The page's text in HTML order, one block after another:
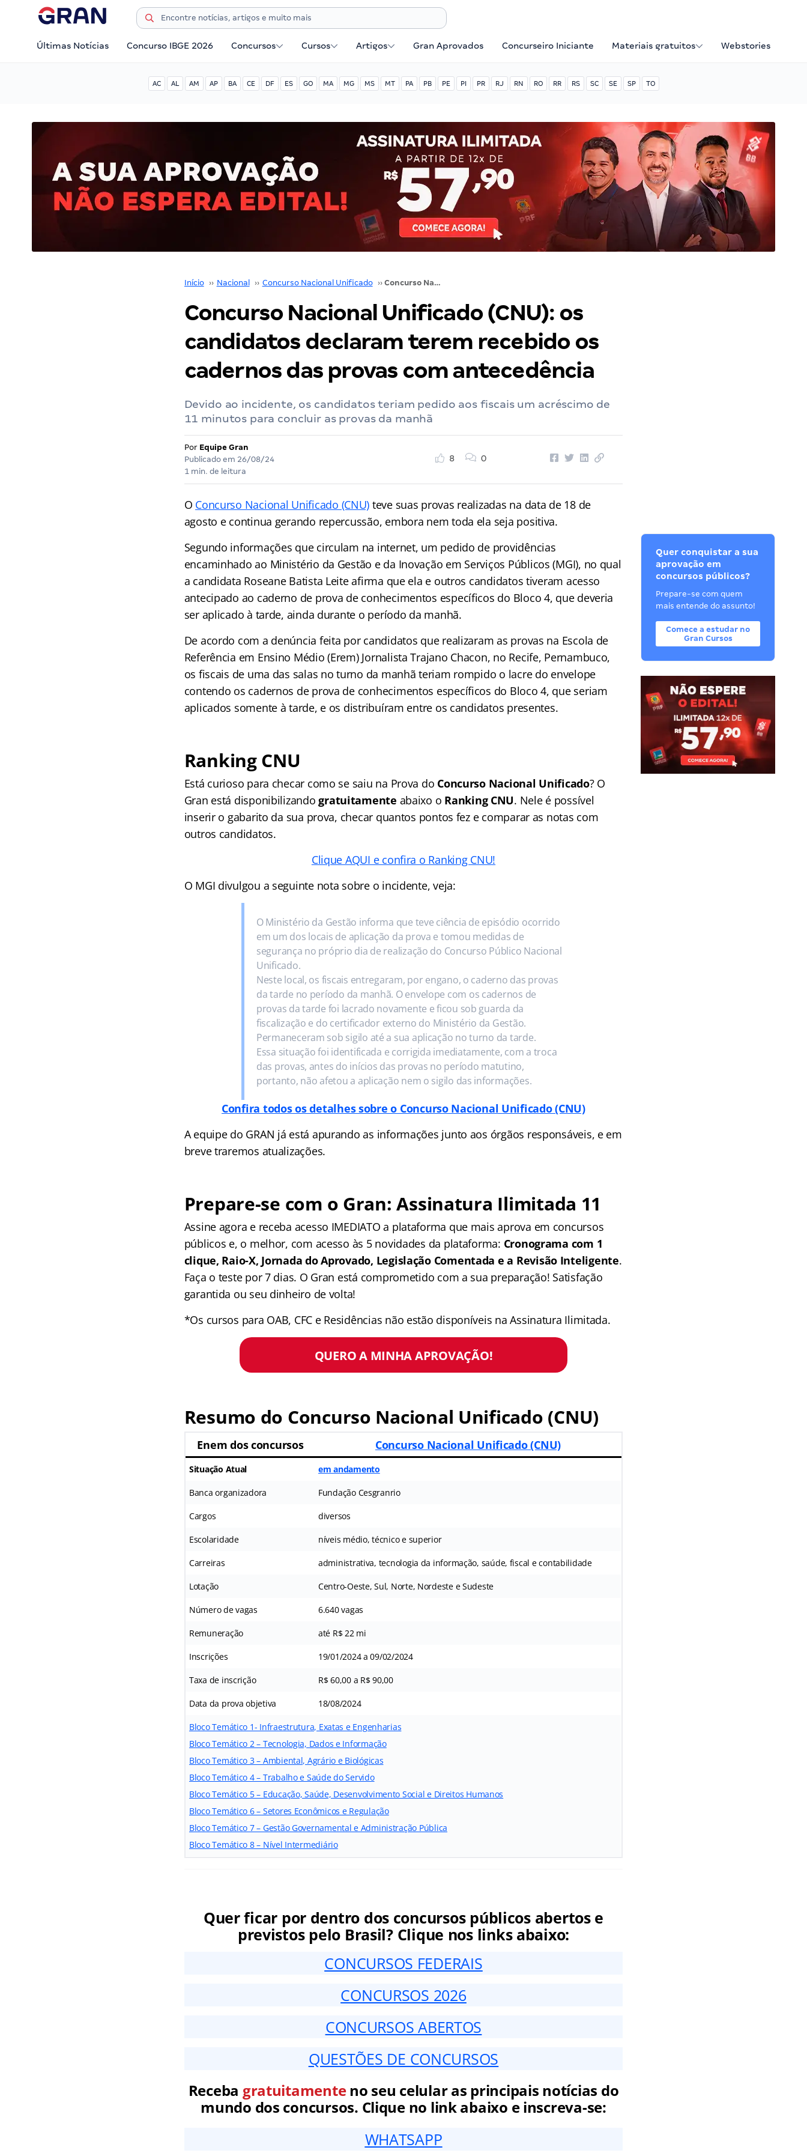
Últimas Notícias Concurso IBGE 2026 Concursos Cursos Artigos Gran Aprovados Concurseiro Iniciante Materiais gratuitos Webstories
AC AL AM AP BA CE DF ES GO MA MG MS MT PA PB PE PI PR RJ RN RO RR RS SC SE SP TO
Início ›› Nacional ›› Concurso Nacional Unificado ›› Concurso Nacional Unificado (CNU): os candidatos declaram terem recebido os cadernos das provas com antecedência
Concurso Nacional Unificado (CNU): os
candidatos declaram terem recebido os
cadernos das provas com antecedência
Devido ao incidente, os candidatos teriam pedido aos fiscais um acréscimo de
11 minutos para concluir as provas da manhã
Por Equipe Gran
Publicado em 26/08/24
1 min. de leitura
8 0
O Concurso Nacional Unificado (CNU) teve suas provas realizadas na data de 18 de
agosto e continua gerando repercussão, embora nem toda ela seja positiva.
Segundo informações que circulam na internet, um pedido de providências
encaminhado ao Ministério da Gestão e da Inovação em Serviços Públicos (MGI), no qual
a candidata Roseane Batista Leite afirma que ela e outros candidatos tiveram acesso
antecipado ao caderno de prova de conhecimentos específicos do Bloco 4, que deveria
ser aplicado à tarde, ainda durante o período da manhã.
De acordo com a denúncia feita por candidatos que realizaram as provas na Escola de
Referência em Ensino Médio (Erem) Jornalista Trajano Chacon, no Recife, Pernambuco,
os fiscais de uma das salas no turno da manhã teriam rompido o lacre do envelope
contendo os cadernos de prova de conhecimentos específicos do Bloco 4, que seriam
aplicados somente à tarde, e os distribuíram entre os candidatos presentes.
Ranking CNU
Está curioso para checar como se saiu na Prova do Concurso Nacional Unificado? O
Gran está disponibilizandogratuitamente abaixo o Ranking CNU. Nele é possível
inserir o gabarito da sua prova, checar quantos pontos fez e comparar as notas com
outros candidatos.
Clique AQUI e confira o Ranking CNU!
O MGI divulgou a seguinte nota sobre o incidente, veja:
O Ministério da Gestão informa que teve ciência de episódio ocorrido
em um dos locais de aplicação da prova e tomou medidas de
segurança no próprio dia de realização do Concurso Público Nacional
Unificado.
Neste local, os fiscais entregaram, por engano, o caderno das provas
da tarde no período da manhã. O envelope com os cadernos de
provas da tarde foi lacrado novamente e ficou sob guarda da
fiscalização e do certificador externo do Ministério da Gestão.
Permaneceram sob sigilo até a sua aplicação no turno da tarde.
Essa situação foi identificada e corrigida imediatamente, com a troca
das provas, antes do inícios das provas no período matutino,
portanto, não afetou a aplicação nem o sigilo das informações.
Confira todos os detalhes sobre o Concurso Nacional Unificado (CNU)
A equipe do GRAN já está apurando as informações junto aos órgãos responsáveis, e em
breve traremos atualizações.
Prepare-se com o Gran: Assinatura Ilimitada 11
Assine agora e receba acesso IMEDIATO a plataforma que mais aprova em concursos
públicos e, o melhor, com acesso às 5 novidades da plataforma: Cronograma com 1
clique, Raio-X, Jornada do Aprovado, Legislação Comentada e a Revisão Inteligente.
Faça o teste por 7 dias. O Gran está comprometido com a sua preparação! Satisfação
garantida ou seu dinheiro de volta!
*Os cursos para OAB, CFC e Residências não estão disponíveis na Assinatura Ilimitada.
QUERO A MINHA APROVAÇÃO!
Resumo do Concurso Nacional Unificado (CNU)
Enem dos concursos Concurso Nacional Unificado (CNU)
Situação Atual em andamento
Banca organizadora Fundação Cesgranrio
Cargos diversos
Escolaridade níveis médio, técnico e superior
Carreiras administrativa, tecnologia da informação, saúde, fiscal e contabilidade
Lotação Centro-Oeste, Sul, Norte, Nordeste e Sudeste
Número de vagas 6.640 vagas
Remuneração até R$ 22 mi
Inscrições 19/01/2024 a 09/02/2024
Taxa de inscrição R$ 60,00 a R$ 90,00
Data da prova objetiva 18/08/2024
Bloco Temático 1- Infraestrutura, Exatas e Engenharias
Bloco Temático 2 – Tecnologia, Dados e Informação
Bloco Temático 3 – Ambiental, Agrário e Biológicas
Bloco Temático 4 – Trabalho e Saúde do Servido
Bloco Temático 5 – Educação, Saúde, Desenvolvimento Social e Direitos Humanos
Bloco Temático 6 – Setores Econômicos e Regulação
Bloco Temático 7 – Gestão Governamental e Administração Pública
Bloco Temático 8 – Nível Intermediário
Quer ficar por dentro dos concursos públicos abertos e
previstos pelo Brasil? Clique nos links abaixo:
CONCURSOS FEDERAIS
CONCURSOS 2026
CONCURSOS ABERTOS
QUESTÕES DE CONCURSOS
Receba gratuitamenteno seu celular as principais notícias do
mundo dos concursos. Clique no link abaixo e inscreva-se:
WHATSAPP
Quer conquistar a sua
aprovação em
concursos públicos?
Prepare-se com quem
mais entende do assunto!
Comece a estudar no
Gran Cursos